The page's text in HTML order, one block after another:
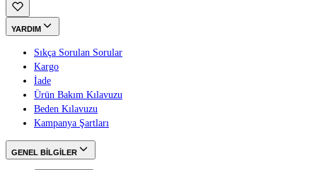
YARDIM
Sıkça Sorulan Sorular
Kargo
İade
Ürün Bakım Kılavuzu
Beden Kılavuzu
Kampanya Şartları
GENEL BİLGİLER